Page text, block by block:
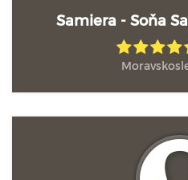
Samiera - Soňa